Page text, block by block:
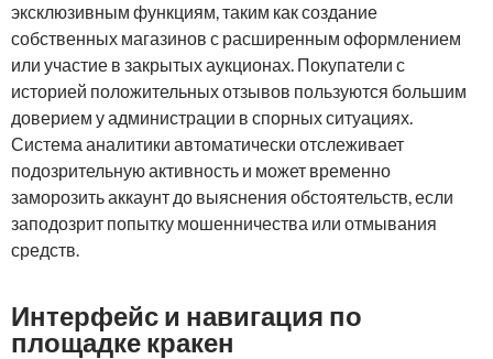
эксклюзивным функциям, таким как создание
собственных магазинов с расширенным оформлением
или участие в закрытых аукционах. Покупатели с
историей положительных отзывов пользуются большим
доверием у администрации в спорных ситуациях.
Система аналитики автоматически отслеживает
подозрительную активность и может временно
заморозить аккаунт до выяснения обстоятельств, если
заподозрит попытку мошенничества или отмывания
средств.
Интерфейс и навигация по
площадке кракен